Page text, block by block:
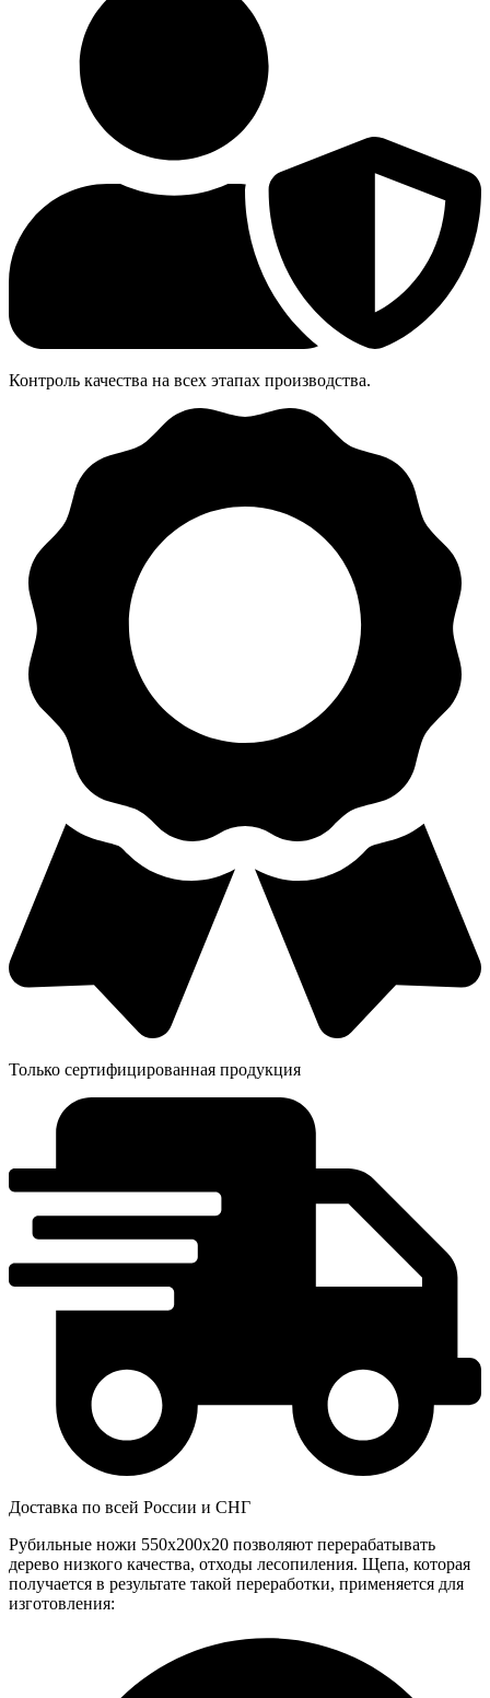
Контроль качества на всех этапах производства.
Только сертифицированная продукция
Доставка по всей России и СНГ
Рубильные ножи 550x200x20 позволяют перерабатывать
дерево низкого качества, отходы лесопиления. Щепа, которая
получается в результате такой переработки, применяется для
изготовления: